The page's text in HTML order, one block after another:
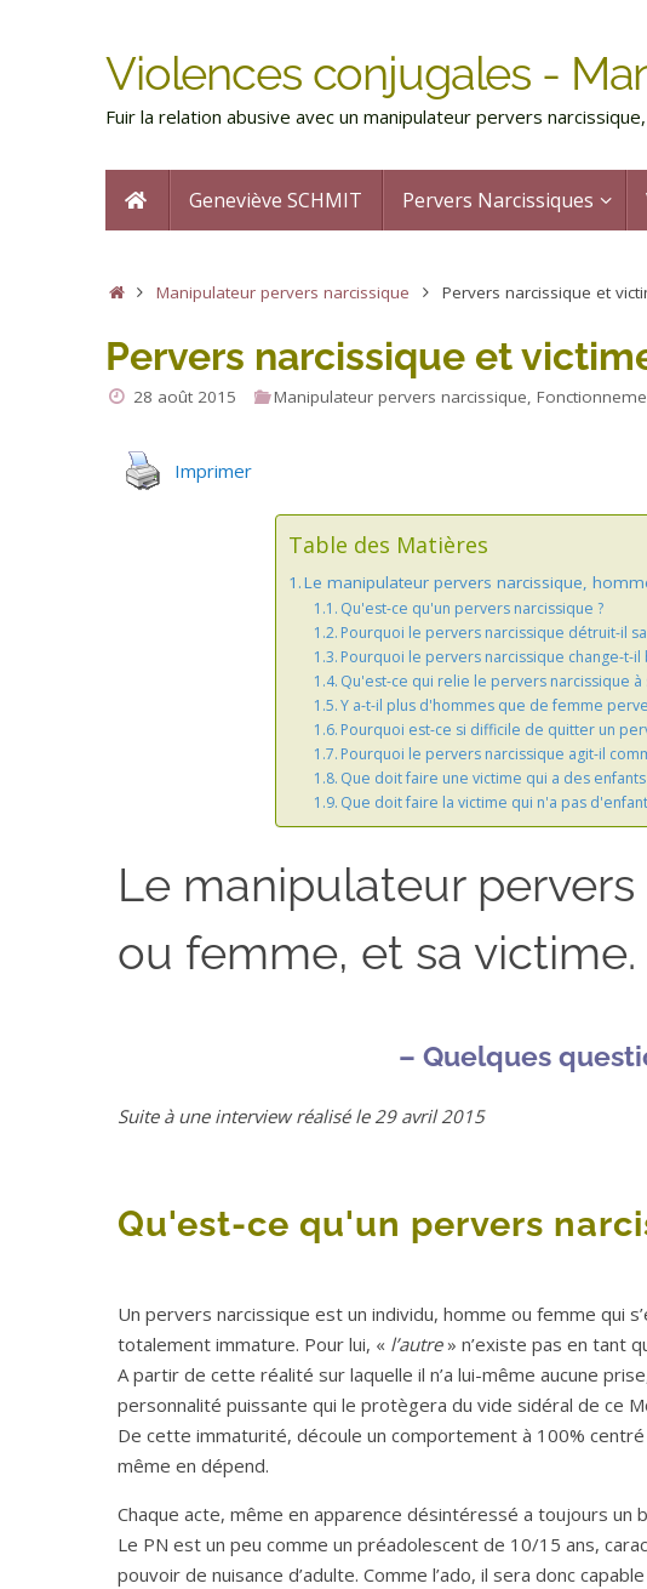
Violences conjugales -
Fuir la relation abusive avec un manipulateur pervers
Geneviève SCHMIT Pervers Narcissiques
Manipulateur pervers narcissique Pervers narcissique et
Pervers narcissique et
28 août 2015 Manipulateur pervers narcissique ,
Imprimer
Table des Matières
Le manipulateur pervers narcissique,
Qu'est-ce qu'un pervers narcissique ?
Pourquoi le pervers narcissique détruit-il
Pourquoi le pervers narcissique change-t-
Qu'est-ce qui relie le pervers narcissique à
Y a-t-il plus d'hommes que de femme
Pourquoi est-ce si difficile de quitter un
Pourquoi le pervers narcissique agit-il
Que doit faire une victime qui a des
Que doit faire la victime qui n'a pas
Le manipulateur
ou femme, et sa victime.
– Quelques
Suite à une interview réalisé le 29 avril 2015
Qu'est-ce qu'un pervers
Un pervers narcissique est un individu, homme ou femme qui
totalement immature. Pour lui, « l’autre» n’existe pas en tant
A partir de cette réalité sur laquelle il n’a lui-même aucune
personnalité puissante qui le protègera du vide sidéral de ce
De cette immaturité, découle un comportement à 100%
même en dépend.
Chaque acte, même en apparence désintéressé a toujours un
Le PN est un peu comme un préadolescent de 10/15 ans,
pouvoir de nuisance d’adulte. Comme l’ado, il sera donc